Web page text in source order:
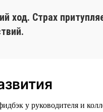
ход. Страх
у руководителя и